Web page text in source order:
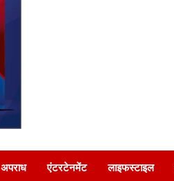
अपराध एंटरटेनमेंट लाइफस्टाइल